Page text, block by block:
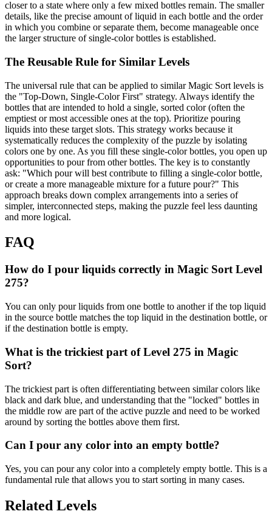
closer to a state where only a few mixed bottles remain. The smaller
details, like the precise amount of liquid in each bottle and the order
in which you combine or separate them, become manageable once
the larger structure of single-color bottles is established.
The Reusable Rule for Similar Levels
The universal rule that can be applied to similar Magic Sort levels is
the "Top-Down, Single-Color First" strategy. Always identify the
bottles that are intended to hold a single, sorted color (often the
emptiest or most accessible ones at the top). Prioritize pouring
liquids into these target slots. This strategy works because it
systematically reduces the complexity of the puzzle by isolating
colors one by one. As you fill these single-color bottles, you open up
opportunities to pour from other bottles. The key is to constantly
ask: "Which pour will best contribute to filling a single-color bottle,
or create a more manageable mixture for a future pour?" This
approach breaks down complex arrangements into a series of
simpler, interconnected steps, making the puzzle feel less daunting
and more logical.
FAQ
How do I pour liquids correctly in Magic Sort Level
275?
You can only pour liquids from one bottle to another if the top liquid
in the source bottle matches the top liquid in the destination bottle, or
if the destination bottle is empty.
What is the trickiest part of Level 275 in Magic
Sort?
The trickiest part is often differentiating between similar colors like
black and dark blue, and understanding that the "locked" bottles in
the middle row are part of the active puzzle and need to be worked
around by sorting the bottles above them first.
Can I pour any color into an empty bottle?
Yes, you can pour any color into a completely empty bottle. This is a
fundamental rule that allows you to start sorting in many cases.
Related Levels